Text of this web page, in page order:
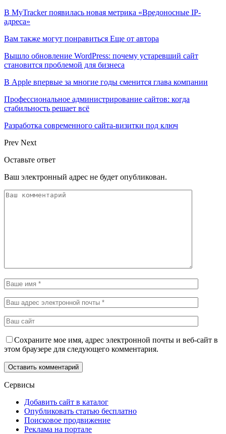
В MyTracker появилась новая метрика «Вредоносные IP-
адреса»
Вам также могут понравиться Еще от автора
Вышло обновление WordPress: почему устаревший сайт
становится проблемой для бизнеса
В Apple впервые за многие годы сменится глава компании
Профессиональное администрирование сайтов: когда
стабильность решает всё
Разработка современного сайта-визитки под ключ
Prev Next
Оставьте ответ
Ваш электронный адрес не будет опубликован.
Сохраните мое имя, адрес электронной почты и веб-сайт в
этом браузере для следующего комментария.
Сервисы
Добавить сайт в каталог
Опубликовать статью бесплатно
Поисковое продвижение
Реклама на портале